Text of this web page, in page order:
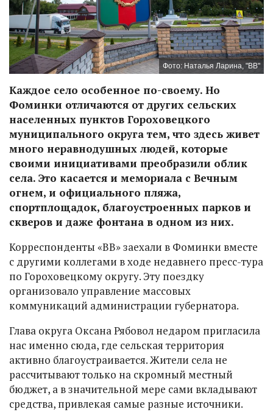
Фото: Наталья Ларина, "ВВ"
Каждое село особенное по-своему. Но
Фоминки отличаются от других сельских
населенных пунктов Гороховецкого
муниципального округа тем, что здесь живет
много неравнодушных людей, которые
своими инициативами преобразили облик
села. Это касается и мемориала с Вечным
огнем, и официального пляжа,
спортплощадок, благоустроенных парков и
скверов и даже фонтана в одном из них.
Корреспонденты «ВВ» заехали в Фоминки вместе
с другими коллегами в ходе недавнего пресс-тура
по Гороховецкому округу. Эту поездку
организовало управление массовых
коммуникаций администрации губернатора.
Глава округа Оксана Рябовол недаром пригласила
нас именно сюда, где сельская территория
активно благоустраивается. Жители села не
рассчитывают только на скромный местный
бюджет, а в значительной мере сами вкладывают
средства, привлекая самые разные источники.